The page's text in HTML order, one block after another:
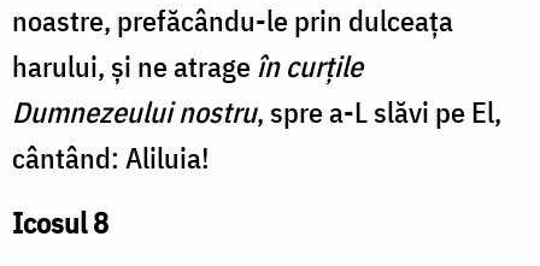
noastre, prefăcându-le prin dulceața
harului, și ne atrageîn curțile
Dumnezeului nostru, spre a-L slăvi pe El,
cântând: Aliluia!
Icosul 8